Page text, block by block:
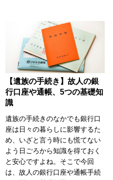
【遺族の手続き】故人の銀
行口座や通帳、5つの基礎知
識
遺族の手続きのなかでも銀行口
座は日々の暮らしに影響するた
め、いざと言う時にも慌てない
よう日ごろから知識を得ておく
と安心ですよね。そこで今回
は、故人の銀行口座や通帳手続